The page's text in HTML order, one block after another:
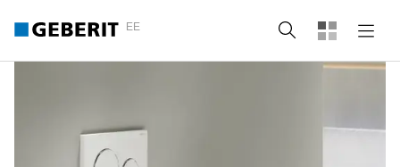
EE Otsing